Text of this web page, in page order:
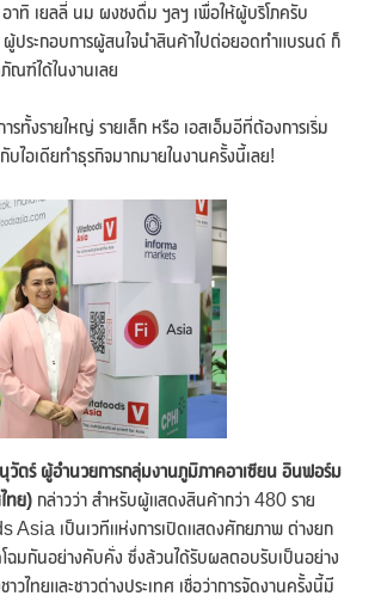
าทิ เยลลี่ นม ผงชงดื่ม ฯลฯ เพื่อให้ผู้บริโภครับ
ผู้ประกอบการผู้สนใจนำสินค้าไปต่อยอดทำแบรนด์ ก็
ณฑ์ได้ในงานเลย
ารทั้งรายใหญ่ รายเล็ก หรือ เอสเอ็มอีที่ต้องการเริ่ม
ไอเดียทำธุรกิจมากมายในงานครั้งนี้เลย!
นุวัตร์ ผู้อำนวยการกลุ่มงานภูมิภาคอาเซียน อินฟอร์ม
ทย) กล่าวว่า สำหรับผู้แสดงสินค้ากว่า 480 ราย
Asia เป็นเวทีแห่งการเปิดแสดงศักยภาพ ต่างยก
ฉมกันอย่างคับคั่ง ซึ่งล้วนได้รับผลตอบรับเป็นอย่าง
วไทยและชาวต่างประเทศ เชื่อว่าการจัดงานครั้งนี้มี